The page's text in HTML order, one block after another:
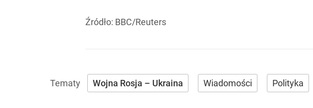
Źródło: BBC/Reuters
Wojna Rosja – Ukraina Wiadomości Polityka